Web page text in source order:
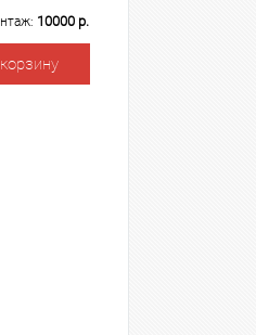
10000 р.